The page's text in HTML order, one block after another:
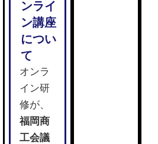
所が主
催する
ライブ
配信型
オンラ
イン研
修が、
福岡商
工会議